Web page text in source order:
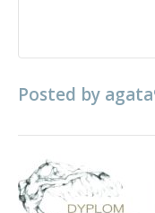
Posted by